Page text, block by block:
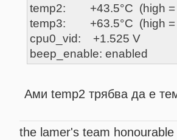
temp2: +43.5°C (high =
temp3: +63.5°C (high =
cpu0_vid: +1.525 V
beep_enable: enabled
Ами temp2 трябва да е
the lamer's team